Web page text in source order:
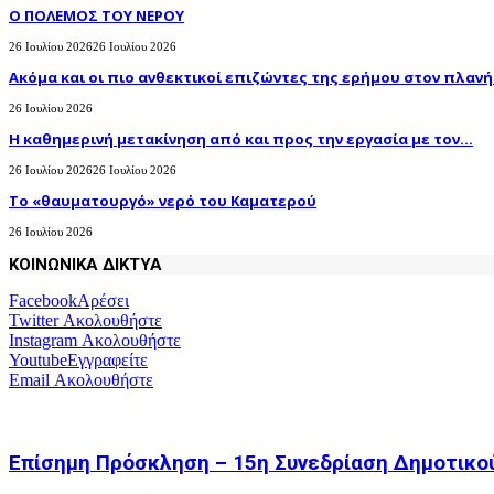
Ο ΠΟΛΕΜΟΣ ΤΟΥ ΝΕΡΟΥ
26 Ιουλίου 202626 Ιουλίου 2026
Ακόμα και οι πιο ανθεκτικοί επιζώντες της ερήμου στον
26 Ιουλίου 2026
H καθημερινή μετακίνηση από και προς την εργασία με τον...
26 Ιουλίου 202626 Ιουλίου 2026
Το «θαυματουργό» νερό του Καματερού
26 Ιουλίου 2026
ΚΟΙΝΩΝΙΚΑ ΔΙΚΤΥΑ
FacebookΑρέσει
TwitterΑκολουθήστε
Instagram Ακολουθήστε
YoutubeΕγγραφείτε
Email Ακολουθήστε
Επίσημη Πρόσκληση – 15η Συνεδρίαση